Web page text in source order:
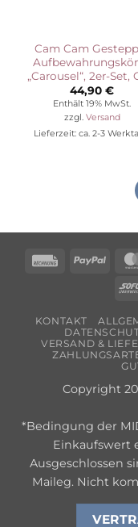
Cam Cam
„Carousel“, 2er-Set,
44,90 €
Enthält 19% MwSt.
zzgl. Versand
Lieferzeit: ca. 2-3
Rechung
KONTAKT
VERSAND &
Copyright
*Bedingung der
Einkaufswert
Ausgeschlossen
Maileg. Nicht